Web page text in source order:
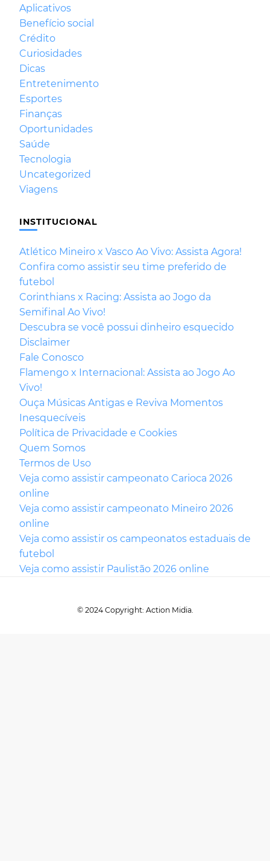
Aplicativos
Benefício social
Crédito
Curiosidades
Dicas
Entretenimento
Esportes
Finanças
Oportunidades
Saúde
Tecnologia
Uncategorized
Viagens
INSTITUCIONAL
Atlético Mineiro x Vasco Ao Vivo: Assista Agora!
Confira como assistir seu time preferido de
futebol
Corinthians x Racing: Assista ao Jogo da
Semifinal Ao Vivo!
Descubra se você possui dinheiro esquecido
Disclaimer
Fale Conosco
Flamengo x Internacional: Assista ao Jogo Ao
Vivo!
Ouça Músicas Antigas e Reviva Momentos
Inesquecíveis
Política de Privacidade e Cookies
Quem Somos
Termos de Uso
Veja como assistir campeonato Carioca 2026
online
Veja como assistir campeonato Mineiro 2026
online
Veja como assistir os campeonatos estaduais de
futebol
Veja como assistir Paulistão 2026 online
© 2024 Copyright: Action Midia.